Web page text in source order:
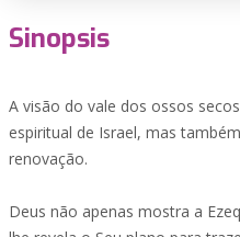
Sinopsis
A visão do vale dos ossos
espiritual de Israel, mas
renovação.
Deus não apenas mostra a